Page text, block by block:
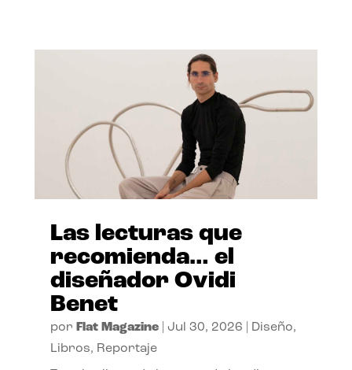
Las lecturas que
recomienda… el
diseñador Ovidi
Benet
por Flat Magazine| Jul 30, 2026 Diseño,
Libros, Reportaje